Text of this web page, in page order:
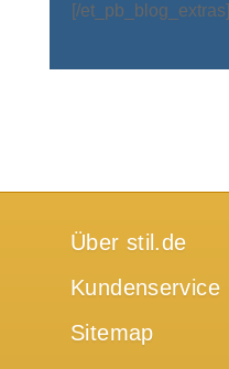
[/et_pb_blog_extras]
Über stil.de
Kundenservice
Sitemap